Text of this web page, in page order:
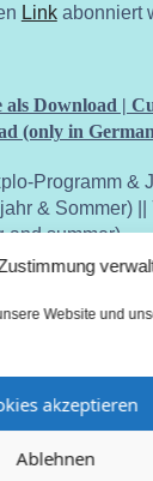
Website und
akzeptieren
Ablehnen
Linkabonniert
als Download |
(only in
Programm &
& Sommer) ||
and summer)